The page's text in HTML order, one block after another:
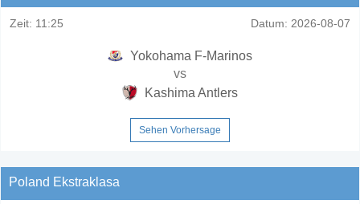
Zeit: 11:25 Datum: 2026-08-07
Yokohama F-Marinos
vs
Kashima Antlers
Sehen Vorhersage
Poland Ekstraklasa